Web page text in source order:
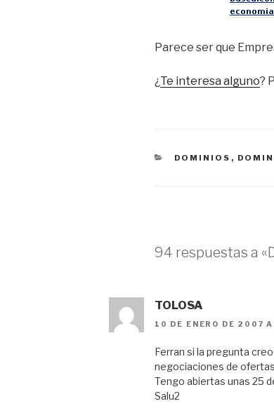
Parece ser que
¿ Te interesa alguno?
CATEGORÍAS
DOMINIOS ,
94 respuestas a
TOLOSA
10 DE ENERO DE 2007
Ferran si la pregunta
negociaciones de ofertas
Tengo abiertas unas 25
Salu2